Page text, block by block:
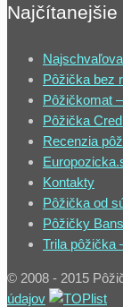
Najčítanejšie
Pôžička bez
Pôžičkomat
Pôžička
Recenzia
Kontakty
Pôžička od
Pôžičky
Trila pôžička
© 2008 - 2015
údajov